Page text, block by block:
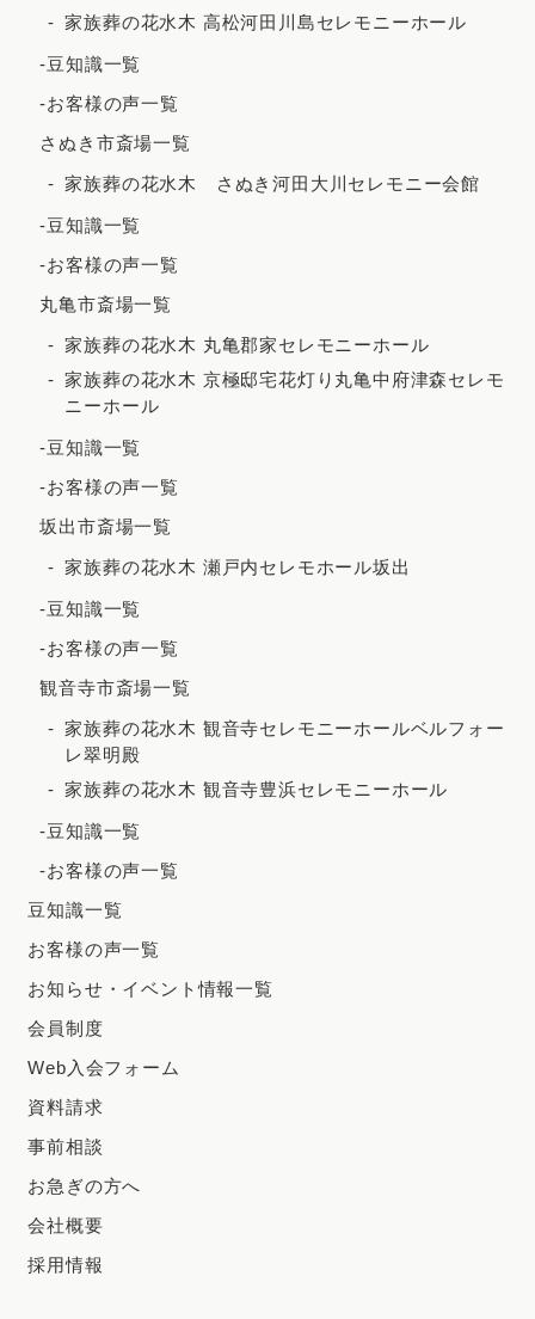
2021年12月
2021年11月
2021年10月
2021年5月
2021年4月
2021年2月
家族葬の花水木 高松河田川島セレモニーホール
-豆知識一覧
-お客様の声一覧
さぬき市斎場一覧
家族葬の花水木 さぬき河田大川セレモニー会館
-豆知識一覧
-お客様の声一覧
丸亀市斎場一覧
家族葬の花水木 丸亀郡家セレモニーホール
家族葬の花水木 京極邸宅花灯り丸亀中府津森セレモ
ニーホール
-豆知識一覧
-お客様の声一覧
坂出市斎場一覧
家族葬の花水木 瀬戸内セレモホール坂出
-豆知識一覧
-お客様の声一覧
観音寺市斎場一覧
家族葬の花水木 観音寺セレモニーホールベルフォー
レ翠明殿
家族葬の花水木 観音寺豊浜セレモニーホール
-豆知識一覧
-お客様の声一覧
豆知識一覧
お客様の声一覧
お知らせ・イベント情報一覧
会員制度
Web入会フォーム
資料請求
事前相談
お急ぎの方へ
会社概要
採用情報